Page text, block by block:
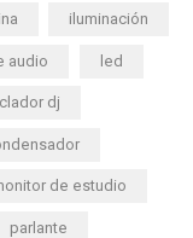
iluminación
audio led
dj
de estudio
parlante